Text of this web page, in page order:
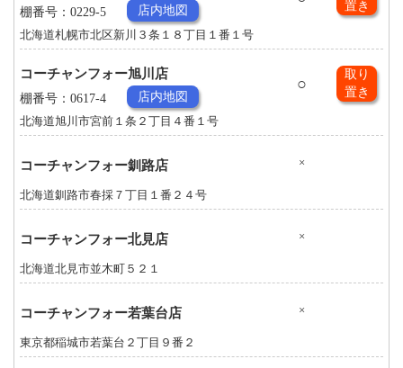
置き
棚番号：0229-5 店内地図
北海道札幌市北区新川３条１８丁目１番１号
コーチャンフォー旭川店
○
取り
置き
棚番号：0617-4 店内地図
北海道旭川市宮前１条２丁目４番１号
コーチャンフォー釧路店 ×
北海道釧路市春採７丁目１番２４号
コーチャンフォー北見店 ×
北海道北見市並木町５２１
コーチャンフォー若葉台店 ×
東京都稲城市若葉台２丁目９番２